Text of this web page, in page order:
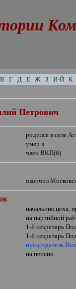
В Г Д Е Ж З И-Й К
Петрович
родился в селе
умер в
член ВКП(б)
окончил
начальник цеха,
на партийной
1-й секретарь
1-й секретарь
председатель
на пенсии